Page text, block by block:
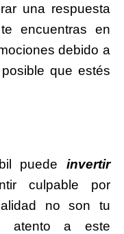
una respuesta
encuentras en
debido a
que estés
puede invertir
culpable por
no son tu
atento a este